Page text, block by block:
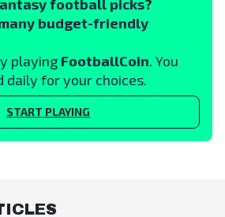
football picks?
budget-friendly
playing FootballCoin. You
daily for your choices.
START PLAYING